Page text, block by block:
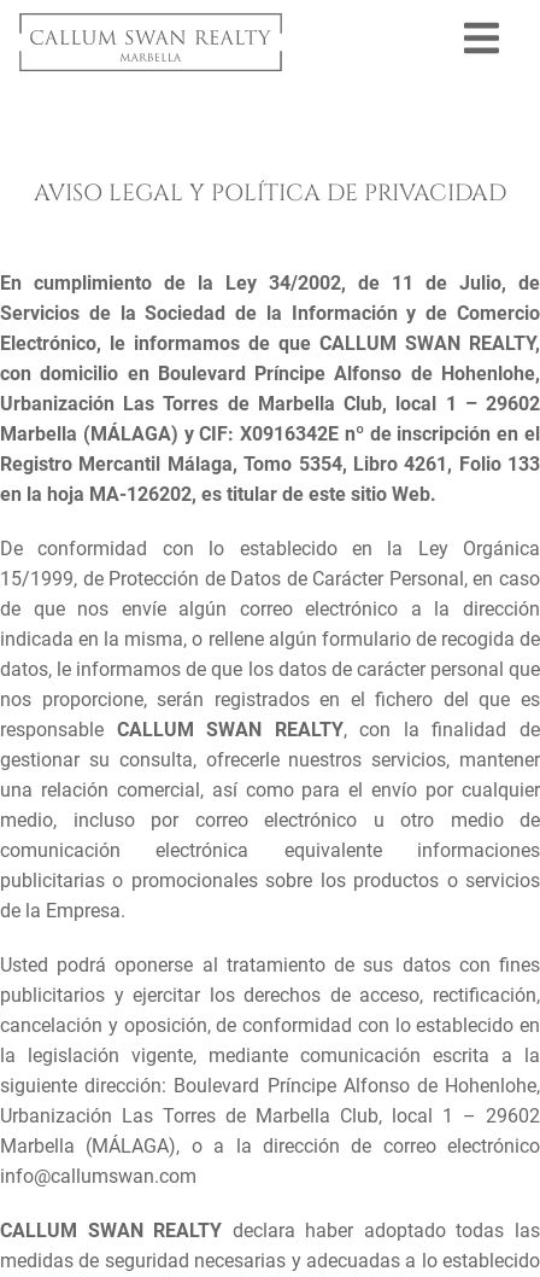
AVISO LEGAL Y POLÍTICA DE PRIVACIDAD
En cumplimiento de la Ley 34/2002, de 11 de Julio, de
Servicios de la Sociedad de la Información y de Comercio
Electrónico, le informamos de que CALLUM SWAN REALTY,
con domicilio en Boulevard Príncipe Alfonso de Hohenlohe,
Urbanización Las Torres de Marbella Club, local 1 – 29602
Marbella (MÁLAGA) y CIF: X0916342E nº de inscripción en el
Registro Mercantil Málaga, Tomo 5354, Libro 4261, Folio 133
en la hoja MA-126202, es titular de este sitio Web.
De conformidad con lo establecido en la Ley Orgánica
15/1999, de Protección de Datos de Carácter Personal, en caso
de que nos envíe algún correo electrónico a la dirección
indicada en la misma, o rellene algún formulario de recogida de
datos, le informamos de que los datos de carácter personal que
nos proporcione, serán registrados en el fichero del que es
responsable CALLUM SWAN REALTY, con la finalidad de
gestionar su consulta, ofrecerle nuestros servicios, mantener
una relación comercial, así como para el envío por cualquier
medio, incluso por correo electrónico u otro medio de
comunicación electrónica equivalente informaciones
publicitarias o promocionales sobre los productos o servicios
de la Empresa.
Usted podrá oponerse al tratamiento de sus datos con fines
publicitarios y ejercitar los derechos de acceso, rectificación,
cancelación y oposición, de conformidad con lo establecido en
la legislación vigente, mediante comunicación escrita a la
siguiente dirección: Boulevard Príncipe Alfonso de Hohenlohe,
Urbanización Las Torres de Marbella Club, local 1 – 29602
Marbella (MÁLAGA), o a la dirección de correo electrónico
info@callumswan.com
CALLUM SWAN REALTY declara haber adoptado todas las
medidas de seguridad necesarias y adecuadas a lo establecido